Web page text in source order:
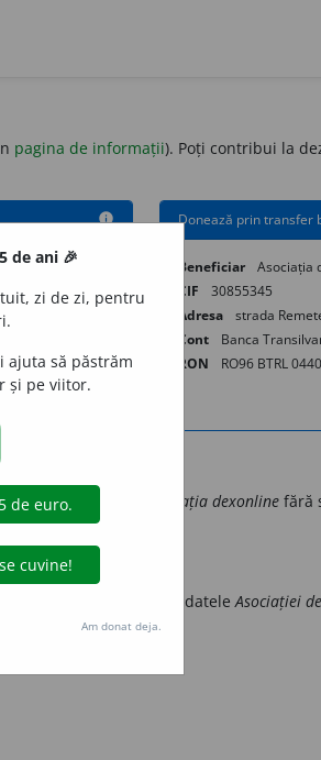
pagina de informații). Poți contribui la
info Donează prin transfer
Beneficiar
Asociația
CIF
30855345
Adresa
strada
Cont
Banca
RON
RO96 BTRL
Astfel, poți ajuta Asociația dexonline fără
fi deja completate cu dateleAsociației
de ani 🎉
zi de zi, pentru
ajuta să păstrăm
și pe viitor.
Am donat deja.